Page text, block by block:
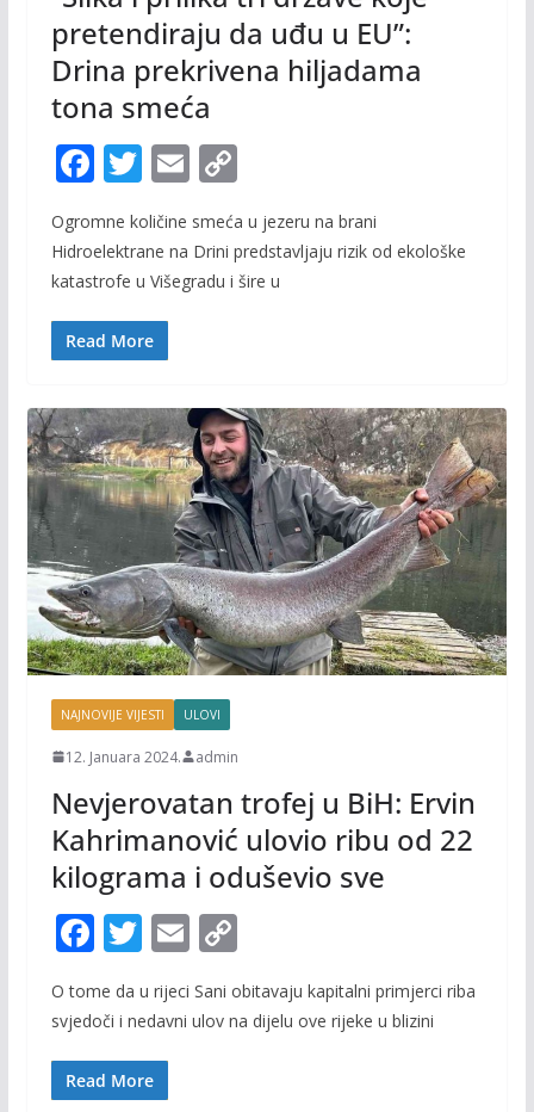
pretendiraju da uđu u EU”:
Drina prekrivena hiljadama
tona smeća
F
ac
e
b
o
o
T
w
itt
er
E
ai
l
C
p
y
Ogromne količine smeća u jezeru na brani
Hidroelektrane na Drini predstavljaju rizik od ekološke
katastrofe u Višegradu i šire u
Read More
NAJNOVIJE VIJESTI ULOVI
12. Januara 2024. admin
Nevjerovatan trofej u BiH: Ervin
Kahrimanović ulovio ribu od 22
kilograma i oduševio sve
F
ac
e
b
o
T
itt
er
E
ai
C
o
p
O tome da u rijeci Sani obitavaju kapitalni primjerci riba
svjedoči i nedavni ulov na dijelu ove rijeke u blizini
Read More